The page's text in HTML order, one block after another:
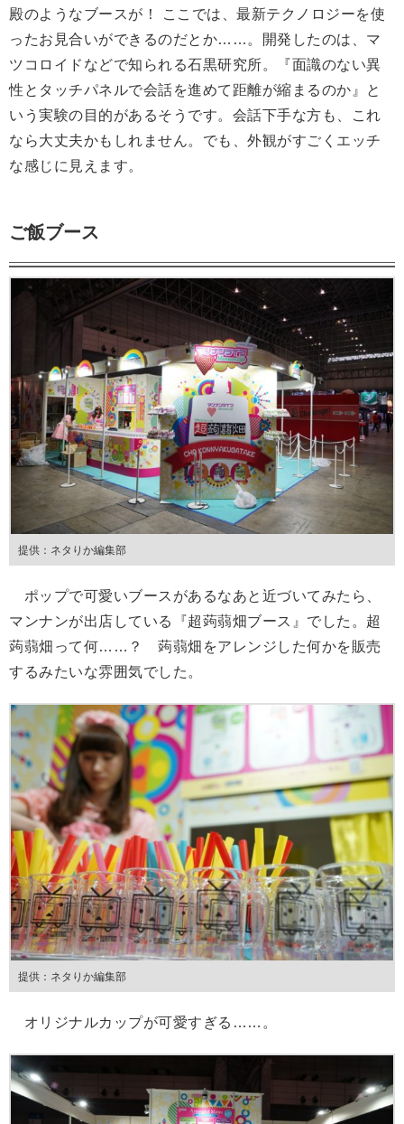
殿のようなブースが！ ここでは、最新テクノロジーを使
ったお見合いができるのだとか……。開発したのは、マ
ツコロイドなどで知られる石黒研究所。『面識のない異
性とタッチパネルで会話を進めて距離が縮まるのか』と
いう実験の目的があるそうです。会話下手な方も、これ
なら大丈夫かもしれません。でも、外観がすごくエッチ
な感じに見えます。
ご飯ブース
提供：ネタりか編集部
ポップで可愛いブースがあるなあと近づいてみたら、
マンナンが出店している『超蒟蒻畑ブース』でした。超
蒟蒻畑って何……？ 蒟蒻畑をアレンジした何かを販売
するみたいな雰囲気でした。
提供：ネタりか編集部
オリジナルカップが可愛すぎる……。